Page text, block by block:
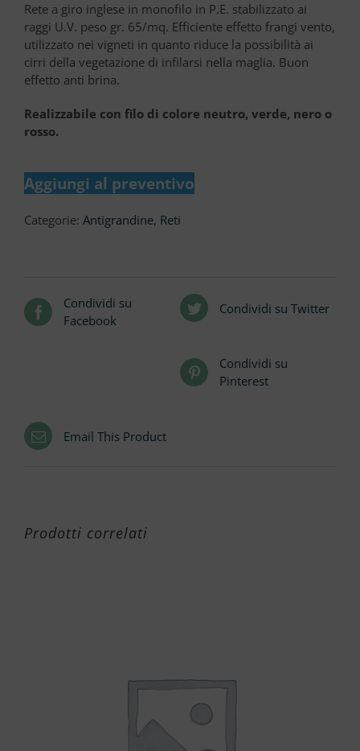
Rete a giro inglese in monofilo in P.E. stabilizzato ai
raggi U.V. peso gr. 65/mq. Efficiente effetto frangi vento,
utilizzato nei vigneti in quanto riduce la possibilità ai
cirri della vegetazione di infilarsi nella maglia. Buon
effetto anti brina.
Realizzabile con filo di colore neutro, verde, nero o
rosso.
Aggiungi al preventivo
Categorie: Antigrandine, Reti
Condividi su
Facebook
Condividi su Twitter
Condividi su
Pinterest
Email This Product
Prodotti correlati